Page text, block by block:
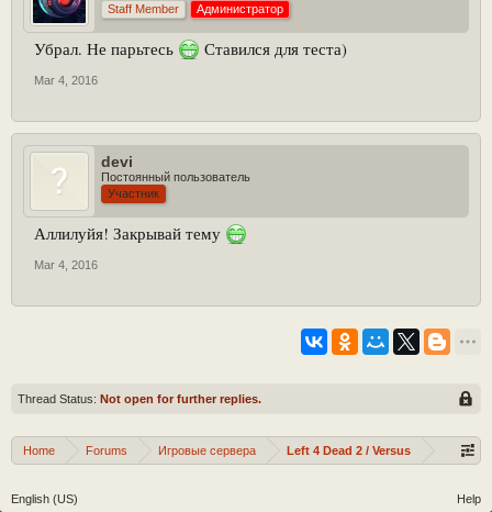
Staff Member
Администратор
Убрал. Не парьтесь Ставился для теста)
Mar 4, 2016
devi
Постоянный пользователь
Участник
Аллилуйя! Закрывай тему
Mar 4, 2016
Thread Status: Not open for further replies.
Home Forums Игровые сервера Left 4 Dead 2 / Versus
English (US) Help